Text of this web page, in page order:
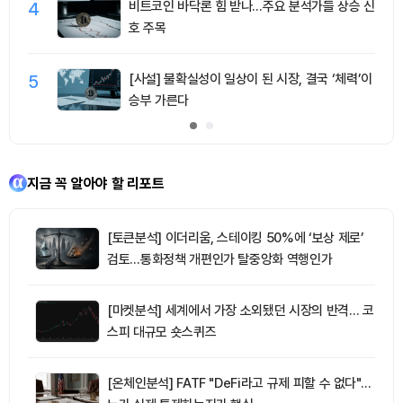
4
비트코인 바닥론 힘 받나…주요 분석가들 상승 신
호 주목
5
[사설] 불확실성이 일상이 된 시장, 결국 ‘체력’이
승부 가른다
지금 꼭 알아야 할 리포트
[토큰분석] 이더리움, 스테이킹 50%에 ‘보상 제로’
검토…통화정책 개편인가 탈중앙화 역행인가
[마켓분석] 세계에서 가장 소외됐던 시장의 반격… 코
스피 대규모 숏스퀴즈
[온체인분석] FATF "DeFi라고 규제 피할 수 없다"…